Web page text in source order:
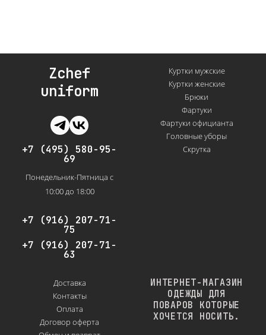
Zchef
uniform
+7 (495) 580-95-
69
Понедельник-Пятница с
10:00 до 18:00
+7 (916) 207-71-
75
+7 (916) 207-71-
63
Куртки мужские
Куртки женские
Брюки
Фартуки
Фартуки официанта
Головные уборы
Скрутка
Доставка
Контакты
Оплата
Договор оферта
ИНТЕРНЕТ-МАГАЗИН
ОДЕЖДЫ ДЛЯ
ПОВАРОВ КОТОРЫЕ
ХОЧЕТСЯ НОСИТЬ.